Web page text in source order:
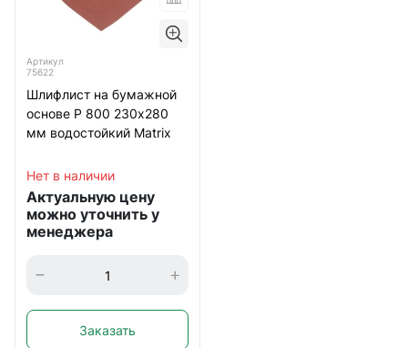
Артикул
75622
Шлифлист на бумажной
основе Р 800 230х280
мм водостойкий Matrix
Нет в наличии
Актуальную цену
можно уточнить у
менеджера
Заказать